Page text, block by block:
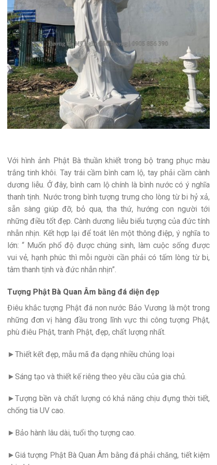
Với hình ảnh Phật Bà thuần khiết trong bộ trang phục màu
trắng tinh khôi. Tay trái cầm bình cam lộ, tay phải cầm cành
dương liễu. Ở đây, bình cam lộ chính là bình nước có ý nghĩa
thanh tịnh. Nước trong bình tượng trưng cho lòng từ bi hỷ xả,
sẵn sàng giúp đỡ, bỏ qua, tha thứ, hướng con người tới
những điều tốt đẹp. Cành dương liễu biểu tượng của đức tính
nhẫn nhịn. Kết hợp lại để toát lên một thông điệp, ý nghĩa to
lớn: “ Muốn phổ độ được chúng sinh, làm cuộc sống được
vui vẻ, hạnh phúc thì mỗi người cần phải có tấm lòng từ bi,
tâm thanh tịnh và đức nhẫn nhịn”.
Tượng Phật Bà Quan Âm bằng đá diện đẹp
Điêu khắc tượng Phật đá non nước Bảo Vương là một trong
những đơn vị hàng đầu trong lĩnh vực thi công tượng Phật,
phù điêu Phật, tranh Phật, đẹp, chất lượng nhất.
►Thiết kết đẹp, mẫu mã đa dạng nhiều chủng loại
►Sáng tạo và thiết kế riêng theo yêu cầu của gia chủ.
►Tượng bền và chất lượng có khả năng chịu đựng thời tiết,
chống tia UV cao.
►Bảo hành lâu dài, tuổi thọ tượng cao.
►Giá tượng Phật Bà Quan Âm bằng đá phải chăng, tiết kiệm